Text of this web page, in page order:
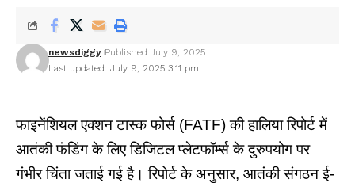
Last updated: July 9, 2025 3:11 pm
newsdiggy Published July 9, 2025
फाइनेंशियल एक्शन टास्क फोर्स (FATF) की हालिया रिपोर्ट में
आतंकी फंडिंग के लिए डिजिटल प्लेटफॉर्म्स के दुरुपयोग पर
गंभीर चिंता जताई गई है। रिपोर्ट के अनुसार, आतंकी संगठन ई-